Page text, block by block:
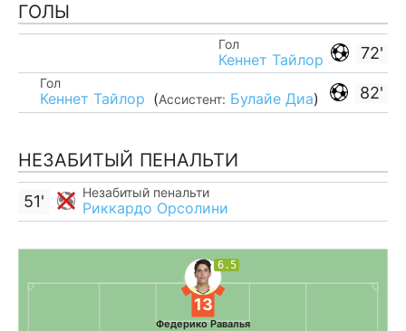
ГОЛЫ
72'
Гол
Кеннет Тайлор
82'
Гол
Кеннет Тайлор (Ассистент: Булайе Диа)
НЕЗАБИТЫЙ ПЕНАЛЬТИ
Незабитый пенальти
Риккардо Орсолини
51'
6.5
13
Федерико Равалья